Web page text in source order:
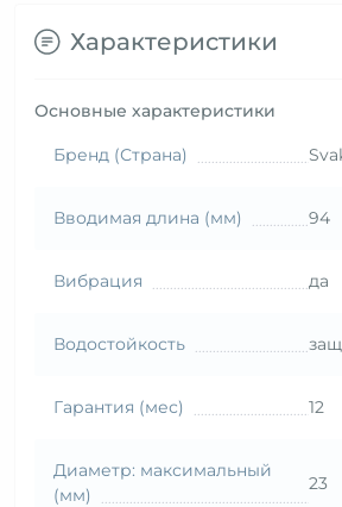
Характеристики
Основные характеристики
Бренд (Страна)
Вводимая длина (мм) 94
Вибрация да
Водостойкость
Гарантия (мес) 12
Диаметр: максимальный
(мм)
23